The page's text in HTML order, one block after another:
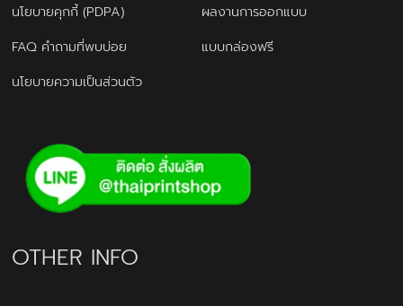
นโยบายคุกกี้ (PDPA)
ผลงานการออกแบบ
FAQ คำถามที่พบบ่อย
แบบกล่องฟรี
นโยบายความเป็นส่วนตัว
OTHER INFO